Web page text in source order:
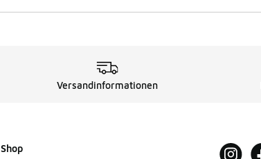
Versandinformationen
Shop